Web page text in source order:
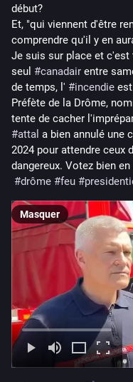
début?
Et, "qui viennent d'être
comprendre qu'il y en
Je suis sur place et c'est
seul #canadair entre
de temps, l' #incendie
Préfète de la Drôme,
tente de cacher
#attal a bien annulé une
2024 pour attendre ceux
dangereux. Votez bien
#drôme #feu #
Masquer